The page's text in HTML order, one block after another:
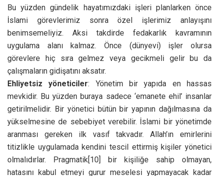
Bu yüzden gündelik hayatımızdaki işleri planlarken önce
İslami görevlerimiz sonra özel işlerimiz anlayışını
benimsemeliyiz. Aksi takdirde fedakarlık kavramının
uygulama alanı kalmaz. Önce (dünyevi) işler olursa
görevlere hiç sıra gelmez veya gecikmeli gelir bu da
çalışmaların gidişatını aksatır.
Ehliyetsiz yöneticiler: Yönetim bir yapıda en hassas
mevkidir. Bu yüzden buraya sadece ‘emanete ehil’ insanlar
getirilmelidir. Bir yönetici bütün bir yapının dağılmasına da
yükselmesine de sebebiyet verebilir. İslami bir yönetimde
aranması gereken ilk vasıf takvadır. Allah’ın emirlerini
titizlikle uygulamada kendini tescil ettirmiş kişiler yönetici
olmalıdırlar. Pragmatik[10] bir kişiliğe sahip olmayan,
hatasını kabul etmeyi gurur meselesi yapmayacak kadar